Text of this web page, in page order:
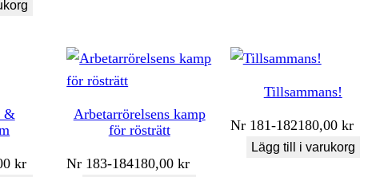
&
kr
Arbetarrörelsens kamp
för rösträtt
Nr 183-184180,00kr
Tillsammans!
Nr 181-182180,00 kr
Lägg till i varukorg